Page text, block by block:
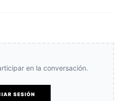
en la conversación.
SESIÓN